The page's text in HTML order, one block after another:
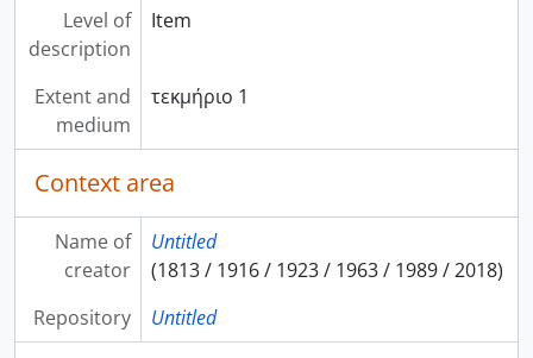
Level of
description
Item
Extent and
medium
τεκμήριο 1
Context area
Name of
creator
Untitled
(1813 / 1916 / 1923 / 1963 / 1989 / 2018)
Repository
Untitled